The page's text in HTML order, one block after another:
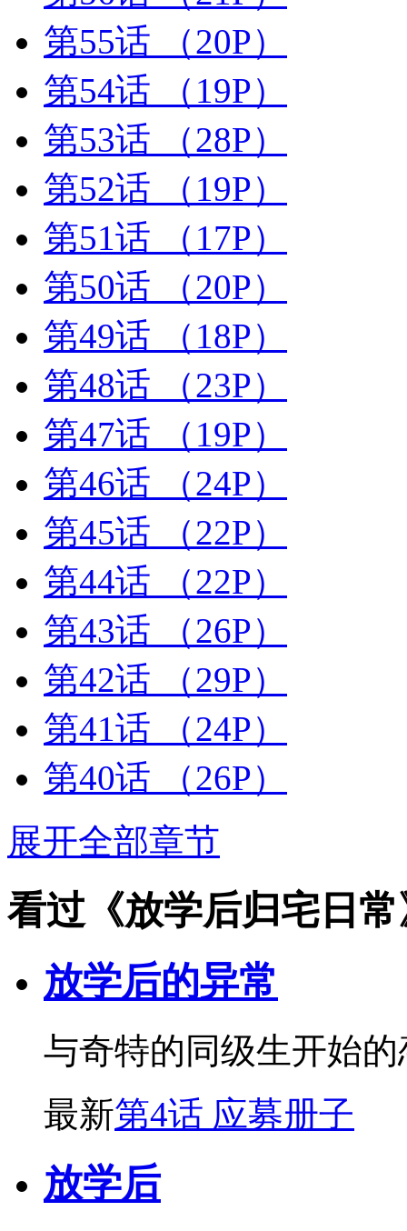
第55话
（20P）
第54话
（19P）
第53话
（28P）
第52话
（19P）
第51话
（17P）
第50话
（20P）
第49话
（18P）
第48话
（23P）
第47话
（19P）
第46话
（24P）
第45话
（22P）
第44话
（22P）
第43话
（26P）
第42话
（29P）
第41话
（24P）
第40话
（26P）
展开全部章节
看过《放学后归宅日
放学后的异常
与奇特的同级生开始
最新第4话 应募册子
放学后